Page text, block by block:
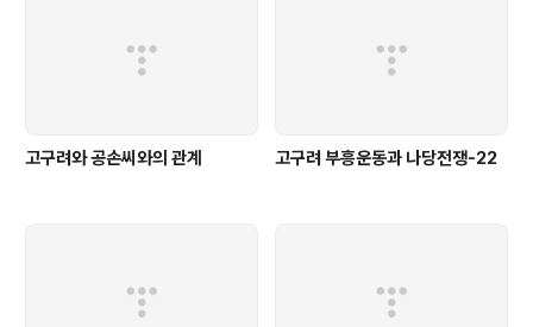
고구려와 공손씨와의 관계 고구려 부흥운동과 나당전쟁-22